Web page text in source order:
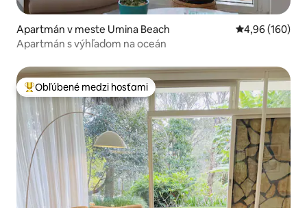
Apartmán v meste Umina Beach Priemerné
4,96 (160)
Apartmán s výhľadom na oceán
Najobľúbenejšie medzi hosťami
Obľúbené medzi hosťami